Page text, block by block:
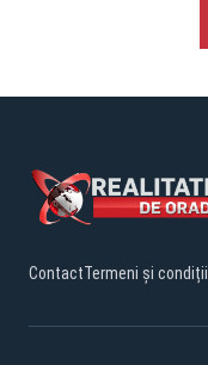
ContactTermeni și condiții